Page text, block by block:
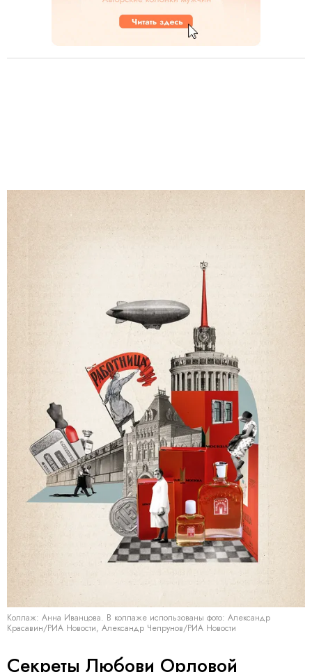
Коллаж: Анна Иванцова. В коллаже использованы фото: Александр
Красавин/РИА Новости, Александр Чепрунов/РИА Новости
Секреты Любови Орловой